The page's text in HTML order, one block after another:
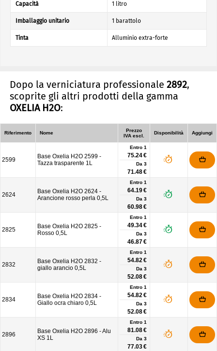
Capacità 1 litro
Imballaggio unitario 1 barattolo
Tinta Alluminio extra-forte
Dopo la verniciatura professionale 2892,
scoprite gli altri prodotti della gamma
OXELIA H2O:
Riferimento Nome
Prezzo
IVA escl.
Disponibilità Aggiungi
2599
Base Oxelia H2O 2599 -
Tazza trasparente 1L
Entro 1
75.24 €
Da 3
71.48 €
2624
Base Oxelia H2O 2624 -
Arancione rosso perla 0,5L
Entro 1
64.19 €
Da 3
60.98 €
2825
Base Oxelia H2O 2825 -
Rosso 0,5L
Entro 1
49.34 €
Da 3
46.87 €
2832
Base Oxelia H2O 2832 -
giallo arancio 0,5L
Entro 1
54.82 €
Da 3
52.08 €
2834
Base Oxelia H2O 2834 -
Giallo ocra chiaro 0,5L
Entro 1
54.82 €
Da 3
52.08 €
2896
Base Oxelia H2O 2896 - Alu
XS 1L
Entro 1
81.08 €
Da 3
77.03 €